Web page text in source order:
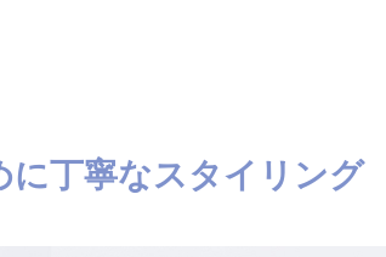
丁寧なスタイリング